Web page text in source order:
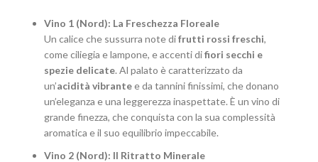
Vino 1 (Nord): La Freschezza Floreale
Un calice che sussurra note difrutti rossi freschi,
come ciliegia e lampone, e accenti difiori secchi e
spezie delicate. Al palato è caratterizzato da
un’acidità vibrantee da tannini finissimi, che donano
un’eleganza e una leggerezza inaspettate. È un vino di
grande finezza, che conquista con la sua complessità
aromatica e il suo equilibrio impeccabile.
Vino 2 (Nord): Il Ritratto Minerale